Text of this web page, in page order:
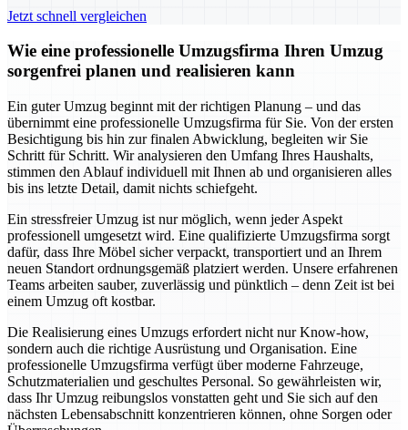
Jetzt schnell vergleichen
Wie eine professionelle Umzugsfirma Ihren Umzug
sorgenfrei planen und realisieren kann
Ein guter Umzug beginnt mit der richtigen Planung – und das
übernimmt eine professionelle Umzugsfirma für Sie. Von der ersten
Besichtigung bis hin zur finalen Abwicklung, begleiten wir Sie
Schritt für Schritt. Wir analysieren den Umfang Ihres Haushalts,
stimmen den Ablauf individuell mit Ihnen ab und organisieren alles
bis ins letzte Detail, damit nichts schiefgeht.
Ein stressfreier Umzug ist nur möglich, wenn jeder Aspekt
professionell umgesetzt wird. Eine qualifizierte Umzugsfirma sorgt
dafür, dass Ihre Möbel sicher verpackt, transportiert und an Ihrem
neuen Standort ordnungsgemäß platziert werden. Unsere erfahrenen
Teams arbeiten sauber, zuverlässig und pünktlich – denn Zeit ist bei
einem Umzug oft kostbar.
Die Realisierung eines Umzugs erfordert nicht nur Know-how,
sondern auch die richtige Ausrüstung und Organisation. Eine
professionelle Umzugsfirma verfügt über moderne Fahrzeuge,
Schutzmaterialien und geschultes Personal. So gewährleisten wir,
dass Ihr Umzug reibungslos vonstatten geht und Sie sich auf den
nächsten Lebensabschnitt konzentrieren können, ohne Sorgen oder